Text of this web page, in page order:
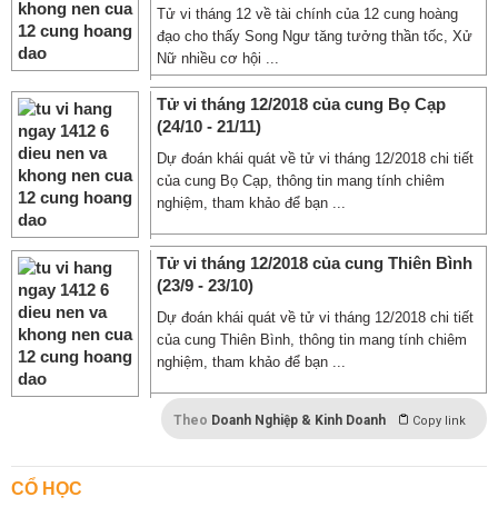
Tử vi tháng 12 về tài chính của 12 cung hoàng
đạo cho thấy Song Ngư tăng tưởng thần tốc, Xử
Nữ nhiều cơ hội ...
Tử vi tháng 12/2018 của cung Bọ Cạp
(24/10 - 21/11)
Dự đoán khái quát về tử vi tháng 12/2018 chi tiết
của cung Bọ Cạp, thông tin mang tính chiêm
nghiệm, tham khảo để bạn ...
Tử vi tháng 12/2018 của cung Thiên Bình
(23/9 - 23/10)
Dự đoán khái quát về tử vi tháng 12/2018 chi tiết
của cung Thiên Bình, thông tin mang tính chiêm
nghiệm, tham khảo để bạn ...
Theo Doanh Nghiệp & Kinh Doanh Copy link
CỔ HỌC